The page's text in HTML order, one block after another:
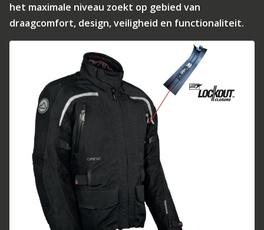
het maximale niveau zoekt op gebied van
draagcomfort, design, veiligheid en functionaliteit.